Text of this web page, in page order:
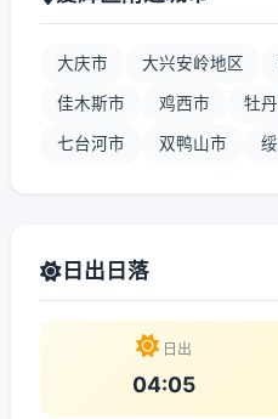
大庆市 大兴安岭地区
佳木斯市 鸡西市 牡
七台河市 双鸭山市
日出日落
日出
04:05